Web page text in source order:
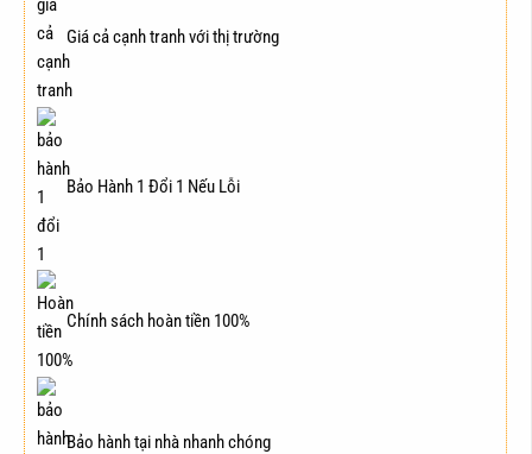
Giá cả cạnh tranh với thị trường
Bảo Hành 1 Đổi 1 Nếu Lỗi
Chính sách hoàn tiền 100%
Bảo hành tại nhà nhanh chóng